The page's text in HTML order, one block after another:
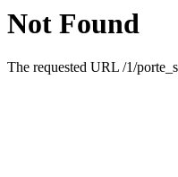
Not Found
The requested URL /1/